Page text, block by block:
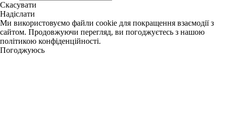
Скасувати
Надіслати
Ми використовуємо файли cookie для покращення взаємодії з
сайтом. Продовжуючи перегляд, ви погоджуєтесь з нашою
політикою конфіденційності.
Погоджуюсь